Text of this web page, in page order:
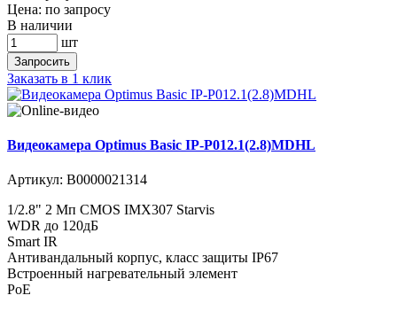
Цена: по запросу
В наличии
шт
Запросить
Заказать в 1 клик
Видеокамера Optimus Basic IP-P012.1(2.8)MDHL
Артикул: В0000021314
1/2.8" 2 Мп CMOS IMX307 Starvis
WDR до 120дБ
Smart IR
Антивандальный корпус, класс защиты IР67
Встроенный нагревательный элемент
PoE